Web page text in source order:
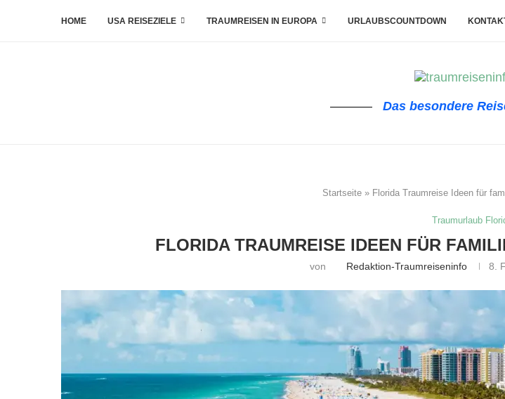
HOME USA REISEZIELE TRAUMREISEN IN EUROPA URLAUBSCOUNTDOWN
Das besondere
Startseite» Florida Traumreise Ideen für
Traumurlaub
FLORIDA TRAUMREISE IDEEN FÜR
von Redaktion-Traumreiseninfo 8.